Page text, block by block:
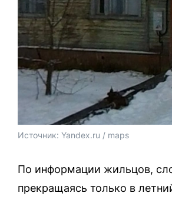
Источник: Yandex.ru / maps
По информации жильцов,
прекращаясь только в